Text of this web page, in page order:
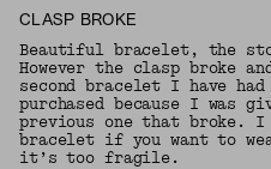
CLASP BROKE
Beautiful bracelet, the
However the clasp
second bracelet I have
purchased because I was
previous one that broke. I
bracelet if you want to
it’s too fragile.